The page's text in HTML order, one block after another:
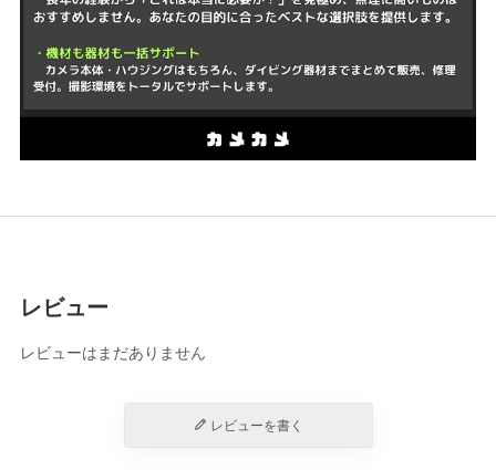
レビュー
レビューはまだありません
レビューを書く